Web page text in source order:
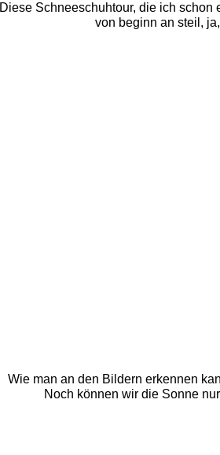
Diese Schneeschuhtour, die ich
von beginn an steil,
Wie man an den Bildern erkennen
Noch können wir die Sonne